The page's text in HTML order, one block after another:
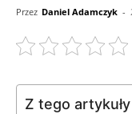
Przez Daniel Adamczyk -
Z tego